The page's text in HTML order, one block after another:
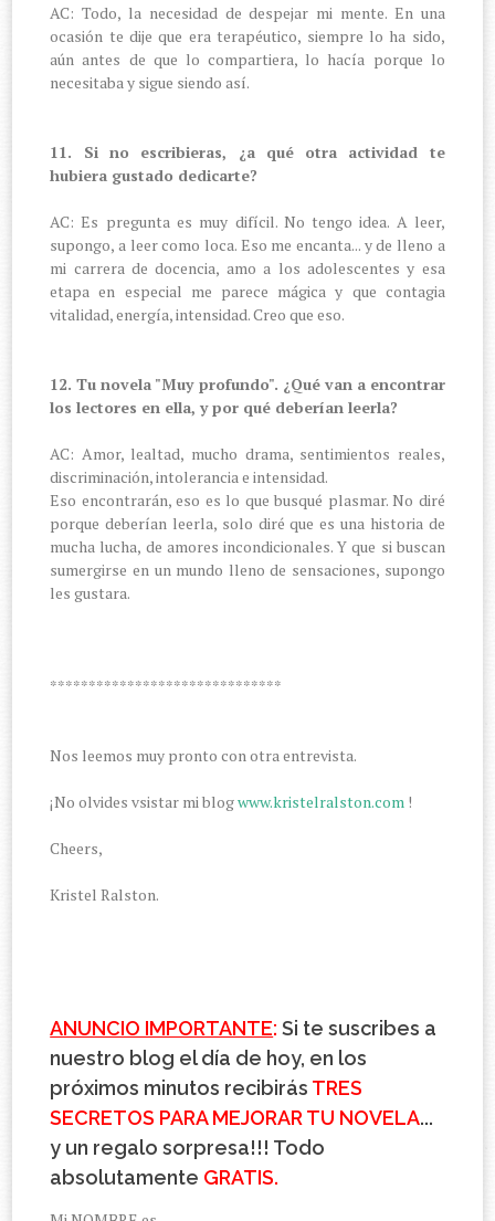
AC: Todo, la necesidad de despejar mi mente. En una
ocasión te dije que era terapéutico, siempre lo ha sido,
aún antes de que lo compartiera, lo hacía porque lo
necesitaba y sigue siendo así.
11. Si no escribieras, ¿a qué otra actividad te
hubiera gustado dedicarte?
AC: Es pregunta es muy difícil. No tengo idea. A leer,
supongo, a leer como loca. Eso me encanta... y de lleno a
mi carrera de docencia, amo a los adolescentes y esa
etapa en especial me parece mágica y que contagia
vitalidad, energía, intensidad. Creo que eso.
12. Tu novela "Muy profundo". ¿Qué van a encontrar
los lectores en ella, y por qué deberían leerla?
AC: Amor, lealtad, mucho drama, sentimientos reales,
discriminación, intolerancia e intensidad.
Eso encontrarán, eso es lo que busqué plasmar. No diré
porque deberían leerla, solo diré que es una historia de
mucha lucha, de amores incondicionales. Y que si buscan
sumergirse en un mundo lleno de sensaciones, supongo
les gustara.
******************************
Nos leemos muy pronto con otra entrevista.
¡No olvides vsistar mi blogwww.kristelralston.com !
Cheers,
Kristel Ralston.
ANUNCIO IMPORTANTE:Si te suscribes a
nuestro blog el día de hoy, en los
próximos minutos recibirás TRES
SECRETOS PARA MEJORAR TU NOVELA...
y un regalo sorpresa!!! Todo
absolutamente GRATIS.